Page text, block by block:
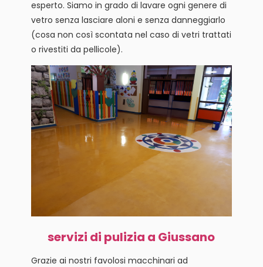
esperto. Siamo in grado di lavare ogni genere di
vetro senza lasciare aloni e senza danneggiarlo
(cosa non così scontata nel caso di vetri trattati
o rivestiti da pellicole).
servizi di pulizia a Giussano
Grazie ai nostri favolosi macchinari ad